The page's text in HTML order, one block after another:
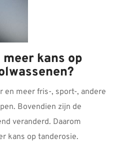
kans op
en meer fris-, sport-, andere
Bovendien zijn de
veranderd. Daarom
kans op tanderosie.